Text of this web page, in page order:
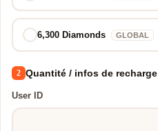
6,300 Diamonds GLOBAL
2 Quantité / infos de recharge
User ID